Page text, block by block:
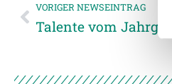
VORIGER NEWSEINTRAG
Talente vom